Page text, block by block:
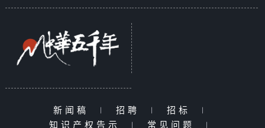
新闻稿 | 招聘 | 招标
|
知识产权告示
| 常见问题
|